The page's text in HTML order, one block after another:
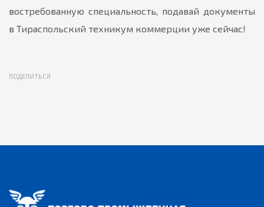
востребованную специальность, подавай документы
в Тираспольский техникум коммерции уже сейчас!
ПОДЕЛИТЬСЯ